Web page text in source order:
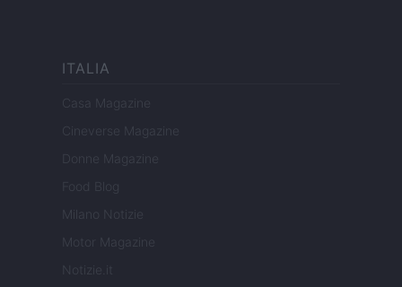
ITALIA
Casa Magazine
Cineverse Magazine
Donne Magazine
Food Blog
Milano Notizie
Motor Magazine
Notizie.it